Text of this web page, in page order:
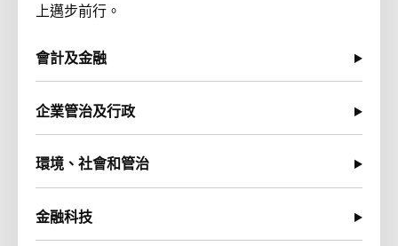
上邁步前行。
會計及金融
企業管治及行政
環境、社會和管治
金融科技